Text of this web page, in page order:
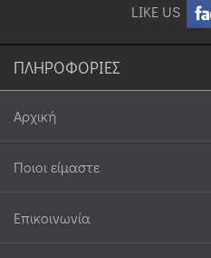
LIKE US
ΠΛΗΡΟΦΟΡΙΕΣ
Αρχική
Ποιοι είμαστε
Επικοινωνία